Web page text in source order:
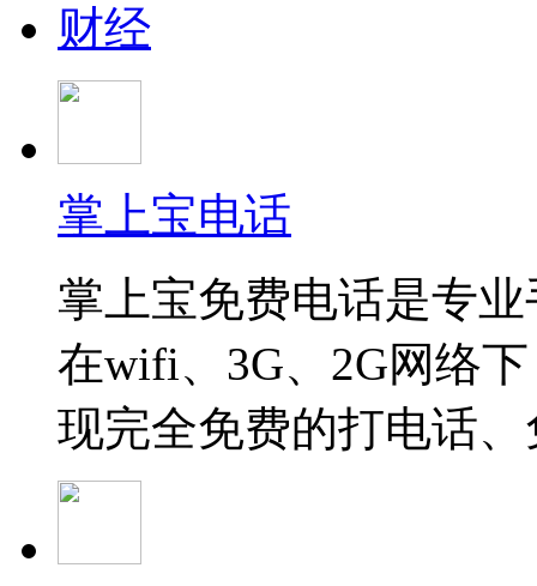
财经
掌上宝电话
掌上宝免费电话是专
在wifi、3G、2G网络
现完全免费的打电话